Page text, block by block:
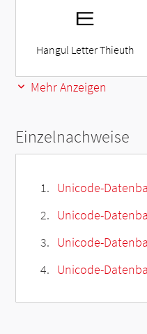
ㅌ
Hangul Letter Thieuth
Mehr Anzeigen
Einzelnachweise
Unicode-
Unicode-
Unicode-
Unicode-